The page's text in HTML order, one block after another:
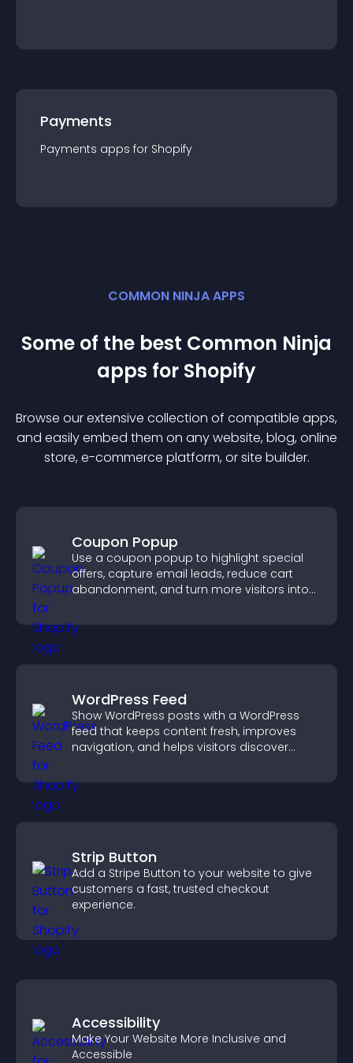
Payments
Payments apps for Shopify
COMMON NINJA APPS
Some of the best Common Ninja
apps for Shopify
Browse our extensive collection of compatible apps,
and easily embed them on any website, blog, online
store, e-commerce platform, or site builder.
Coupon Popup
Use a coupon popup to highlight special
offers, capture email leads, reduce cart
abandonment, and turn more visitors into
WordPress Feed
Show WordPress posts with a WordPress
feed that keeps content fresh, improves
navigation, and helps visitors discover
Strip Button
Add a Stripe Button to your website to give
customers a fast, trusted checkout
experience.
Accessibility
Make Your Website More Inclusive and
Accessible